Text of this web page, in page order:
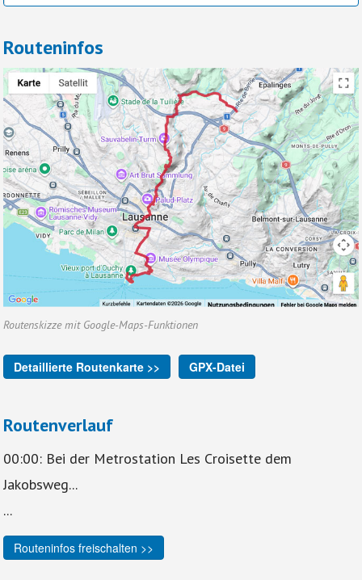
Routeninfos
Routenskizze mit Google-Maps-Funktionen
Detaillierte Routenkarte >> GPX-Datei
Routenverlauf
00:00: Bei der Metrostation Les Croisette dem
Jakobsweg...
...
Routeninfos freischalten >>